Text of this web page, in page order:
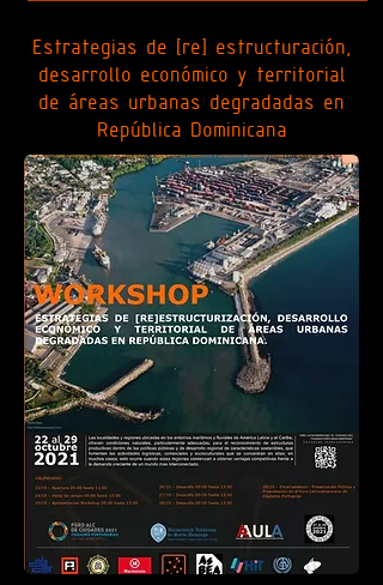
Estrategias de [re] estructuración,
desarrollo económico y territorial
de áreas urbanas degradadas en
República Dominicana